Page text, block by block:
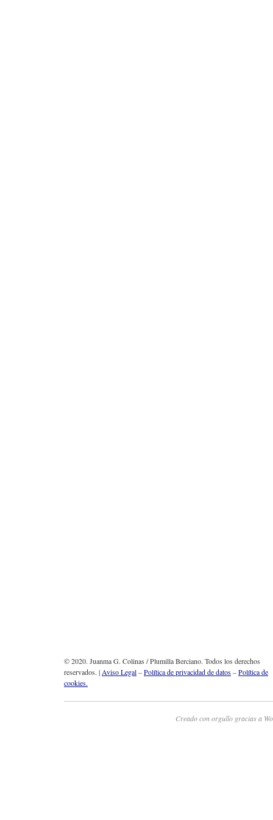
© 2020. Juanma G. Colinas / Plumilla Berciano. Todos los derechos
reservados. |Aviso Legal–Política de privacidad de datos–Política de
cookies.
Creado con orgullo gracias a